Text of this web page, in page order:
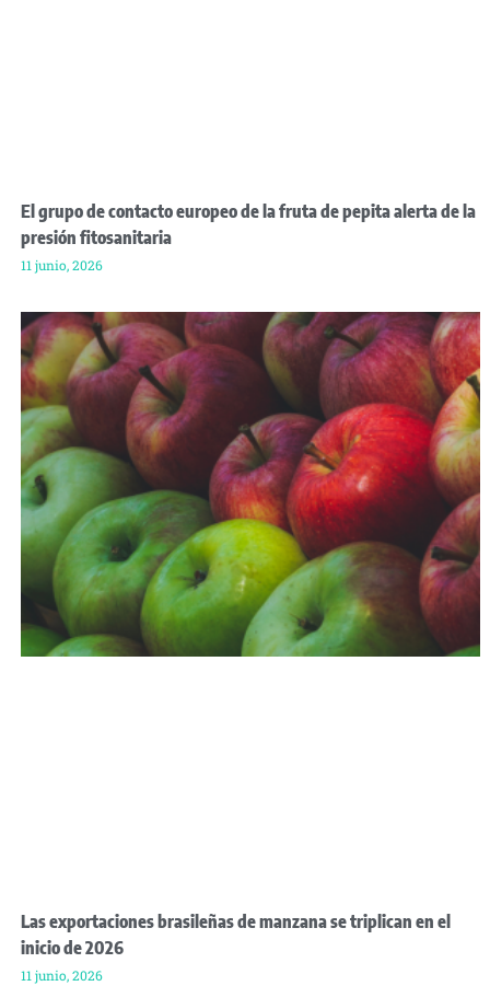
El grupo de contacto europeo de la fruta de pepita alerta de la
presión fitosanitaria
11 junio, 2026
Las exportaciones brasileñas de manzana se triplican en el
inicio de 2026
11 junio, 2026